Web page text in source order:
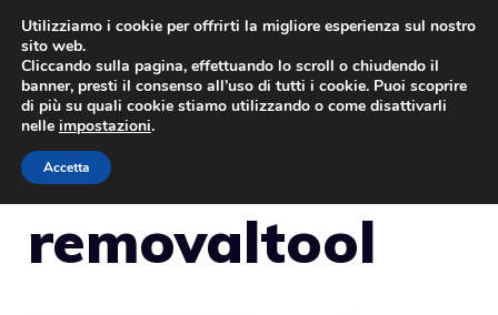
Vai
contenuto
removaltool
Utilizziamo i cookie per offrirti la migliore esperienza sul nostro
sito web.
Cliccando sulla pagina, effettuando lo scroll o chiudendo il
banner, presti il consenso all’uso di tutti i cookie. Puoi scoprire
di più su quali cookie stiamo utilizzando o come disattivarli
nelle impostazioni.
Accetta